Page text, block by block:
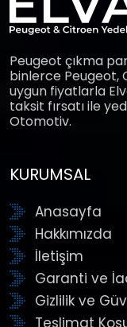
Peugeot çıkma
binlerce Peugeot,
uygun fiyatlarla
taksit fırsatı ile
Otomotiv.
KURUMSAL
Anasayfa
Hakkımızda
İletişim
Garanti ve
Gizlilik ve
Teslimat